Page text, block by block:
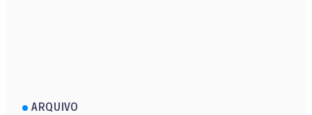
ARQUIVO